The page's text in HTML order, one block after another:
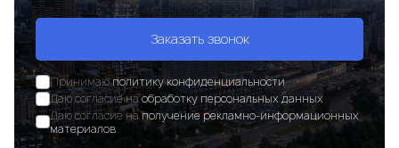
Заказать звонок
Принимаюполитику конфиденциальности
Даю согласие наобработку персональных данных
Даю согласие наполучение рекламно-информационных
материалов